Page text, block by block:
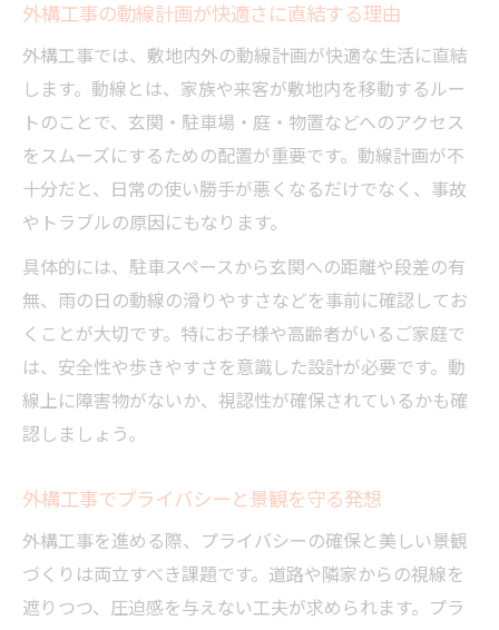
外構工事の動線計画が快適さに直結する理由
外構工事では、敷地内外の動線計画が快適な生活に直結
します。動線とは、家族や来客が敷地内を移動するルー
トのことで、玄関・駐車場・庭・物置などへのアクセス
をスムーズにするための配置が重要です。動線計画が不
十分だと、日常の使い勝手が悪くなるだけでなく、事故
やトラブルの原因にもなります。
具体的には、駐車スペースから玄関への距離や段差の有
無、雨の日の動線の滑りやすさなどを事前に確認してお
くことが大切です。特にお子様や高齢者がいるご家庭で
は、安全性や歩きやすさを意識した設計が必要です。動
線上に障害物がないか、視認性が確保されているかも確
認しましょう。
外構工事でプライバシーと景観を守る発想
外構工事を進める際、プライバシーの確保と美しい景観
づくりは両立すべき課題です。道路や隣家からの視線を
遮りつつ、圧迫感を与えない工夫が求められます。プラ